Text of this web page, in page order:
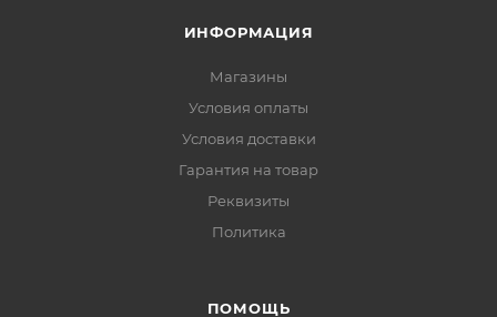
ИНФОРМАЦИЯ
Магазины
Условия оплаты
Условия доставки
Гарантия на товар
Реквизиты
Политика
ПОМОЩЬ